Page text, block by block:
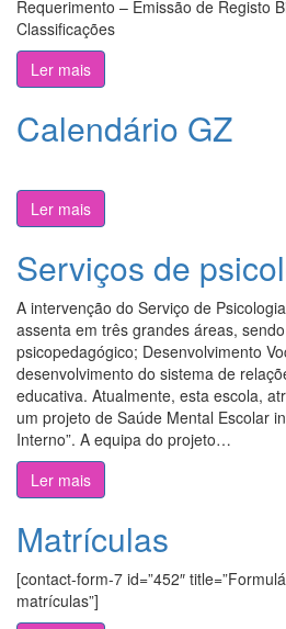
Requerimento – Emissão de Registo
Classificações
Ler mais
Calendário GZ
Ler mais
Serviços de
A intervenção do Serviço de
assenta em três grandes áreas,
psicopedagógico; Desenvolvimento
desenvolvimento do sistema de
educativa. Atualmente, esta escola,
um projeto de Saúde Mental Escolar
Interno”. A equipa do projeto…
Ler mais
Matrículas
[contact-form-7 id=”452″
matrículas”]